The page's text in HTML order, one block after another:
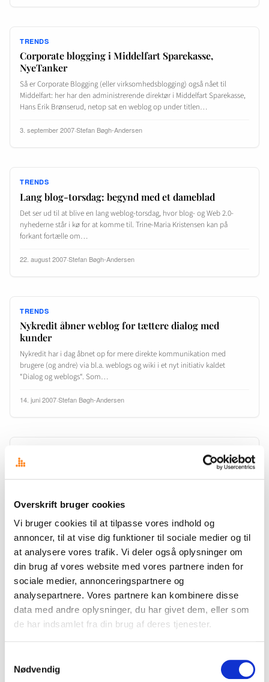
Overskrift bruger cookies
Vi bruger cookies til at tilpasse vores indhold og
annoncer, til at vise dig funktioner til sociale medier og til
at analysere vores trafik. Vi deler også oplysninger om
din brug af vores website med vores partnere inden for
sociale medier, annonceringspartnere og
analysepartnere. Vores partnere kan kombinere disse
data med andre oplysninger, du har givet dem, eller som
de har indsamlet fra din brug af deres tjenester.
Nødvendig
TRENDS
Corporate blogging i Middelfart Sparekasse,
NyeTanker
Så er Corporate Blogging (eller virksomhedsblogging) også nået til
Middelfart: her har den administrerende direktør i Middelfart Sparekasse,
Hans Erik Brønserud, netop sat en weblog op under titlen…
3. september 2007·Stefan Bøgh-Andersen
TRENDS
Lang blog-torsdag: begynd med et dameblad
Det ser ud til at blive en lang weblog-torsdag, hvor blog- og Web 2.0-
nyhederne står i kø for at komme til. Trine-Maria Kristensen kan på
forkant fortælle om…
22. august 2007·Stefan Bøgh-Andersen
TRENDS
Nykredit åbner weblog for tættere dialog med
kunder
Nykredit har i dag åbnet op for mere direkte kommunikation med
brugere (og andre) via bl.a. weblogs og wiki i et nyt initiativ kaldet
“Dialog og weblogs“. Som…
14. juni 2007·Stefan Bøgh-Andersen
TDC begynder så småt på Corporate Blogging
Det ser ud til, at TDC så småt er ved at begynde på virksomhedsblogging
ihvertfald oprettet sin egen…
15. april 2007·Stefan Bøgh-Andersen
TRENDS
Sundhedsvæsenet tager fat på virksomheds-
blogging på sundhedsdialog.dk
Sygehusene i Fredericia og Kolding er netop begyndt på “corporate
9. april 2007·Stefan Bøgh-Andersen